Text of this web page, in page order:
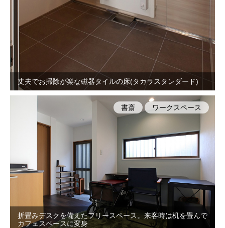
丈夫でお掃除が楽な磁器タイルの床(タカラスタンダード)
折畳みデスクを備えたフリースペース。来客時は机を畳んで
カフェスペースに変身
書斎 ワークスペース